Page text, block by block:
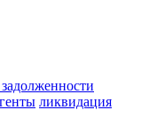
ликвидация